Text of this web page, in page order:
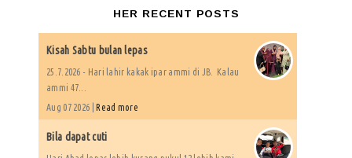
HER RECENT POSTS
Kisah Sabtu bulan lepas
25.7.2026 - Hari lahir kakak ipar ammi di JB. Kalau
ammi 47...
Aug 07 2026 |Read more
Bila dapat cuti